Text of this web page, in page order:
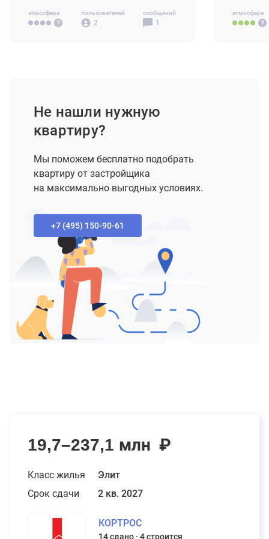
19,7–237,1 млн ₽
Класс жилья
Элит
Срок сдачи
2 кв. 2027
КОРТРОС
14 сдано 4 строится
атмосфера пользователей
2
сообщений
1
атмосфера
Не нашли нужную
квартиру?
Мы поможем бесплатно подобрать
квартиру от застройщика
на максимально выгодных условиях.
+7 (495) 150-90-61‬